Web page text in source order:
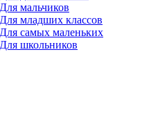
мальчиков
младших классов
самых маленьких
школьников